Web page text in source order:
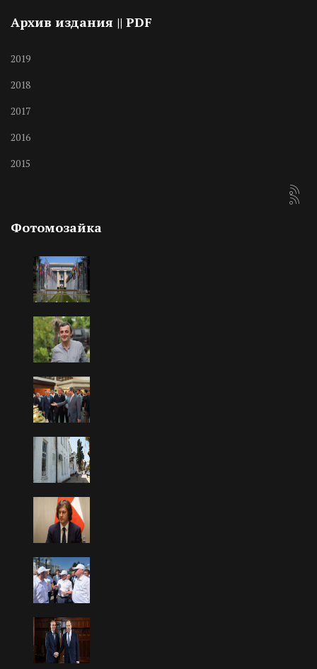
Архив издания || PDF
2019
2018
2017
2016
2015
Фотомозайка